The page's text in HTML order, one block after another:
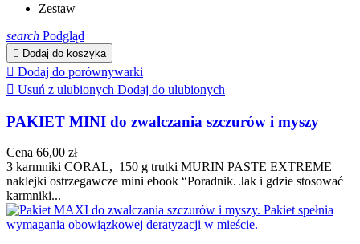
Zestaw
search Podgląd
 Dodaj do koszyka
 Dodaj do porównywarki
 Usuń z ulubionych Dodaj do ulubionych
PAKIET MINI do zwalczania szczurów i myszy
Cena 66,00 zł
3 karmniki CORAL, 150 g trutki MURIN PASTE EXTREME
naklejki ostrzegawcze mini ebook “Poradnik. Jak i gdzie stosować
karmniki...